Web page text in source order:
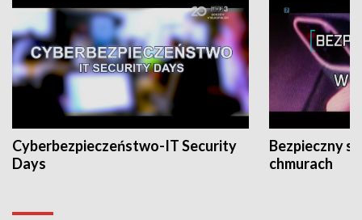
Cyberbezpieczeństwo-IT Security
Days
Bezpieczny
chmurach